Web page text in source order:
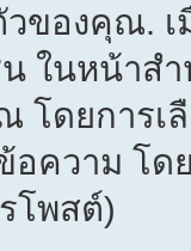
ของคุณ.
ในหน้าส
โดยการ
อความ โด
โพสต์)